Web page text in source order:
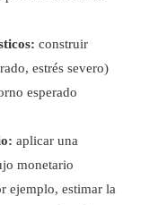
construir
estrés severo)
esperado
aplicar una
monetario
ejemplo, estimar la